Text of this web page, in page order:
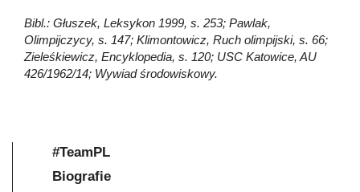
Bibl.: Głuszek, Leksykon 1999, s. 253; Pawlak,
Olimpijczycy, s. 147; Klimontowicz, Ruch olimpijski, s. 66;
Zieleśkiewicz, Encyklopedia, s. 120; USC Katowice, AU
426/1962/14; Wywiad środowiskowy.
#TeamPL
Biografie